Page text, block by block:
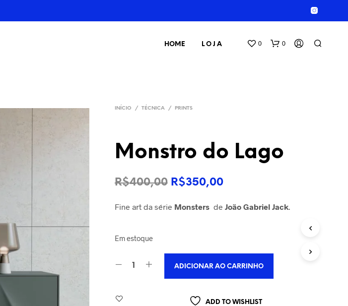
HOME L O J A 0 0
INÍCIO / TÉCNICA / PRINTS
Monstro do Lago
R$400,00 O
R$350,00O
Fine art da série Monsters de João Gabriel Jack.
Em estoque
ADICIONAR AO CARRINHO
ADD TO WISHLIST